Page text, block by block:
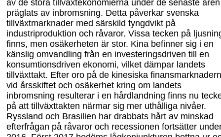
av de stora tillväxtekonomierna under de senaste åren
präglats av inbromsning. Detta påverkar svenska
tillväxtmarknader med särskild tyngdvikt på
industriproduktion och råvaror. Vissa tecken på
finns, men osäkerheten är stor. Kina befinner sig i en
känslig omvandling från en investeringsdriven till en
konsumtionsdriven ekonomi, vilket dämpar landets
tillväxttakt. Efter oro på de kinesiska
vid årsskiftet och osäkerhet kring om landets
inbromsning resulterar i en hårdlandning finns nu
på att tillväxttakten närmar sig mer uthålliga nivåer.
Ryssland och Brasilien har drabbats hårt av minskad
efterfrågan på råvaror och recessionen fortsätter